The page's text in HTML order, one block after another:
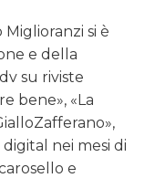
si è
e della
su riviste
bene», «La
nei mesi di
e